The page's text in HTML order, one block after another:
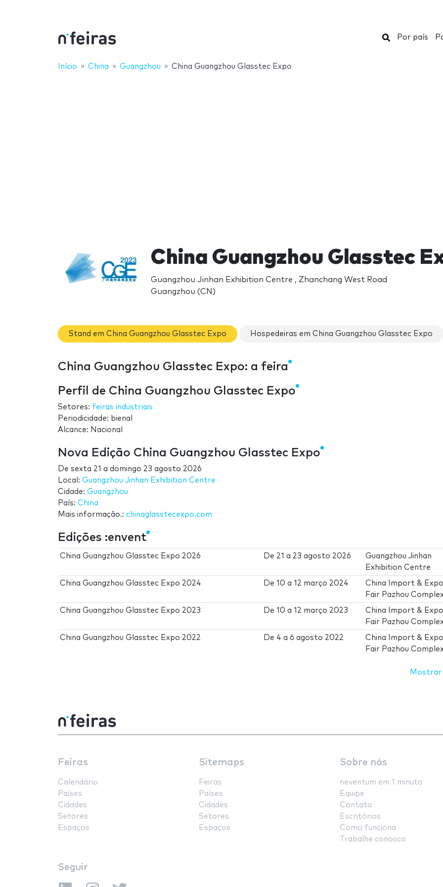
Buscar
Por país
Início China Guangzhou China Guangzhou Glasstec Expo
China Guangzhou Glasstec
Guangzhou Jinhan Exhibition Centre , Zhanchang West Road
Guangzhou (CN)
Stand em China Guangzhou Glasstec Expo Hospedeiras em China Guangzhou Glasstec Expo
China Guangzhou Glasstec Expo: a feira
Perfil de China Guangzhou Glasstec Expo
Setores: feiras industriais
Periodicidade: bienal
Alcance: Nacional
Nova Edição China Guangzhou Glasstec Expo
De sexta 21 a domingo 23 agosto 2026
Local: Guangzhou Jinhan Exhibition Centre
Cidade: Guangzhou
País: China
Mais informação.: chinaglasstecexpo.com
Edições :envent
China Guangzhou Glasstec Expo 2026 De 21 a 23 agosto 2026
Guangzhou Jinhan
Exhibition Centre
China Guangzhou Glasstec Expo 2024 De10 a12 março 2024
China Import &
Fair Pazhou
China Guangzhou Glasstec Expo 2023 De10 a12 março 2023
China Import &
Fair Pazhou
China Guangzhou Glasstec Expo 2022 De 4 a6 agosto 2022
China Import &
Fair Pazhou
Mostrar
Feiras
Calendário
Países
Cidades
Setores
Espaços
Sitemaps
Feiras
Países
Cidades
Setores
Espaços
Sobre nós
neventum em 1 minuto
Equipe
Contato
Escritórios
Como funciona
Trabalhe conosco
Seguir